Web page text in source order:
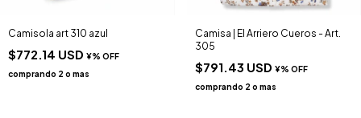
Camisola art 310 azul
$772.14 USD
Camisa | El Arriero Cueros - Art.
305
$791.43 USD